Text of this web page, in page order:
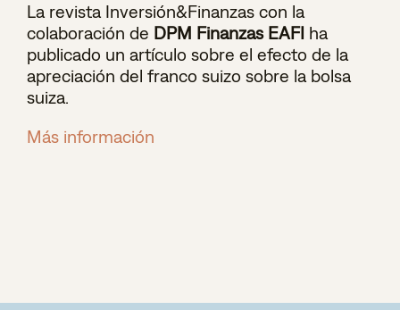
La revista Inversión&Finanzas con la
colaboración de DPM Finanzas EAFI ha
publicado un artículo sobre el efecto de la
apreciación del franco suizo sobre la bolsa
suiza.
Más información